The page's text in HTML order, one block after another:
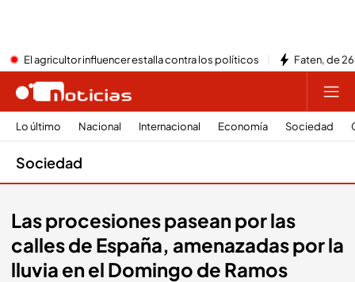
El agricultor influencer estalla contra los políticos Faten, de
Lo último Nacional Internacional Economía Sociedad
Sociedad
Las procesiones pasean por las
calles de España, amenazadas por la
lluvia en el Domingo de Ramos